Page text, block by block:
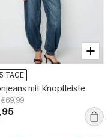
TAGE
mit Knopfleiste
€69,99